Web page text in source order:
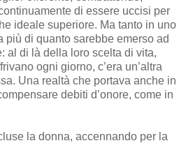
di essere uccisi per
ideale superiore. Ma tanto in uno
più di quanto sarebbe emerso ad
al di là della loro scelta di vita,
ogni giorno, c’era un’altra
Una realtà che portava anche in
debiti d’onore, come in
la donna, accennando per la